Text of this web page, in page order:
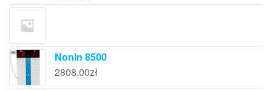
Nonin 8500
2808,00zł